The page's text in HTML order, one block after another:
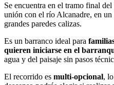
Se encuentra en el tramo final
unión con el río Alcanadre, en un
grandes paredes calizas.
Es un barranco ideal para
quieren iniciarse en el
agua y del paisaje sin pasos
El recorrido es multi-opcional,